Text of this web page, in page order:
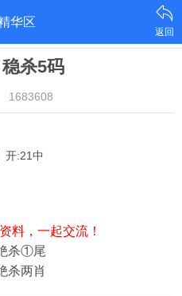
华区
返回
杀5码
1683608
开:21中
料，一起交流！
杀①尾
杀两肖